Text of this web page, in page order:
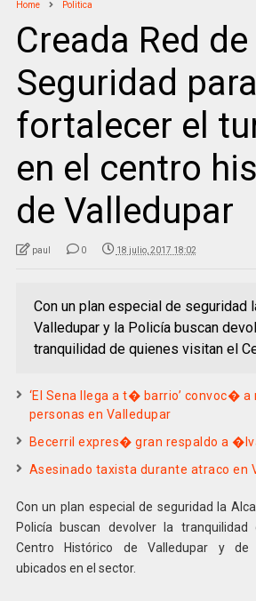
Home Politica
Creada Red de
Seguridad para
fortalecer el
en el centro
de Valledupar
paul 0 18 julio, 2017 18:02
Con un plan especial de seguridad
Valledupar y la Policía buscan
tranquilidad de quienes visitan el
‘El Sena llega a t� barrio’ convoc� a
personas en Valledupar
Becerril expres� gran respaldo a
Asesinado taxista durante atraco en
Con un plan especial de seguridad la
Policía buscan devolver la tranquilidad
Centro Histórico de Valledupar y de
ubicados en el sector.